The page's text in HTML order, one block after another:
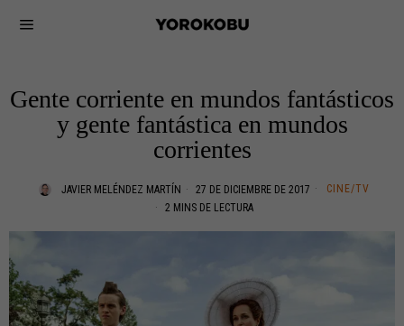
Gente corriente en mundos fantásticos
y gente fantástica en mundos
corrientes
JAVIER MELÉNDEZ MARTÍN 27 DE DICIEMBRE DE 2017
CINE/TV
2 MINS DE LECTURA